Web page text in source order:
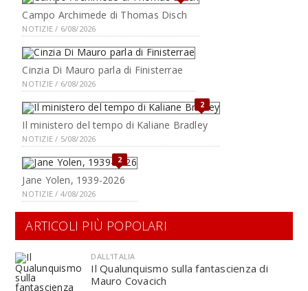
Campo Archimede di Thomas Disch
NOTIZIE / 6/08/2026
Cinzia Di Mauro parla di Finisterrae
NOTIZIE / 6/08/2026
2
Il ministero del tempo di Kaliane Bradley
NOTIZIE / 5/08/2026
2
Jane Yolen, 1939-2026
NOTIZIE / 4/08/2026
ARTICOLI PIÙ POPOLARI
DALL'ITALIA
Il Qualunquismo sulla fantascienza di
Mauro Covacich